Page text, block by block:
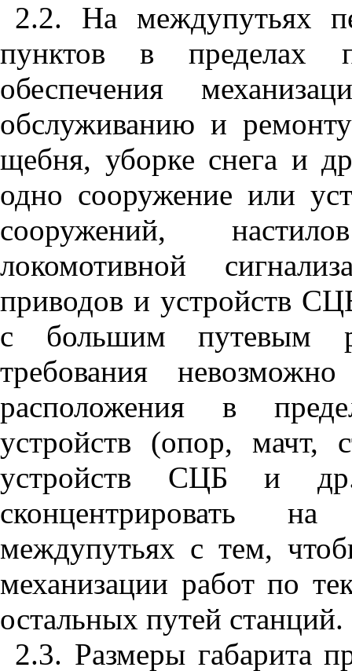
2.2. На междупутьях
пунктов в пределах
обеспечения
обслуживанию и
щебня, уборке снега и
одно сооружение или
сооружений,
локомотивной
приводов и устройств
с большим путевым
требования
расположения в
устройств (опор, мачт,
устройств СЦБ и
сконцентрировать
междупутьях с тем,
механизации работ по
остальных путей станций.
2.3. Размеры габарита